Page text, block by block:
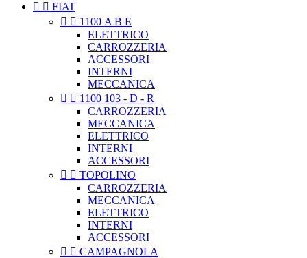
  FIAT
  1100 A B E
ELETTRICO
CARROZZERIA
ACCESSORI
INTERNI
MECCANICA
  1100 103 - D - R
CARROZZERIA
MECCANICA
ELETTRICO
INTERNI
ACCESSORI
  TOPOLINO
CARROZZERIA
MECCANICA
ELETTRICO
INTERNI
ACCESSORI
  CAMPAGNOLA